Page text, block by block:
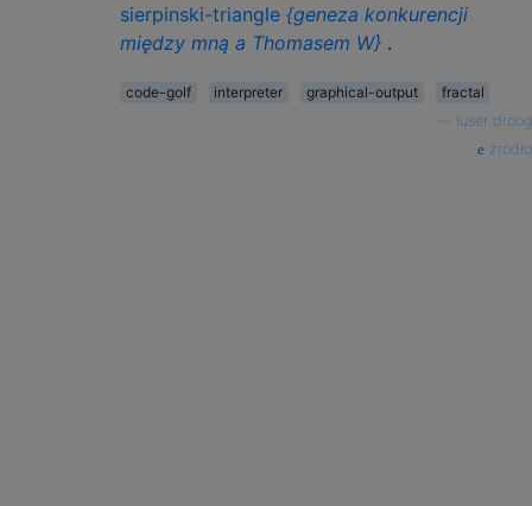
sierpinski-triangle {geneza konkurencji
między mną a Thomasem W} .
code-golf interpreter graphical-output
fractal
luser droog
źródło